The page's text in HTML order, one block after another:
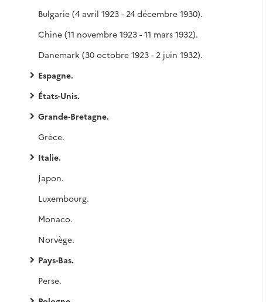
Bulgarie (4 avril 1923 - 24 décembre 1930).
Chine (11 novembre 1923 - 11 mars 1932).
Danemark (30 octobre 1923 - 2 juin 1932).
Espagne.
États-Unis.
Grande-Bretagne.
Grèce.
Italie.
Japon.
Luxembourg.
Monaco.
Norvège.
Pays-Bas.
Perse.